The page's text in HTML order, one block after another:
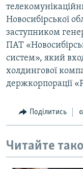
Новосибірської
заступником
ПАТ
систем», який
холдингової
держкорпорації
Поділитись
Читайте